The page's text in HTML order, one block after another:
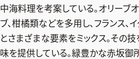
中海料理を考案している。オリーブ
ブ、柑橘類などを多用し、フランス、イ
とさまざまな要素をミックス。その
味を提供している。緑豊かな赤坂御